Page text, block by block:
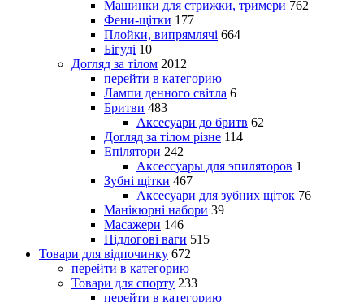
Машинки для стрижки, тримери 762
Фени-щітки 177
Плойки, випрямлячі 664
Бігуді 10
Догляд за тілом 2012
перейти в категорию
Лампи денного світла 6
Бритви 483
Аксесуари до бритв 62
Догляд за тілом різне 114
Епілятори 242
Аксессуары для эпиляторов 1
Зубні щітки 467
Аксесуари для зубних щіток 76
Манікюрні набори 39
Масажери 146
Підлогові ваги 515
Товари для відпочинку 672
перейти в категорию
Товари для спорту 233
перейти в категорию